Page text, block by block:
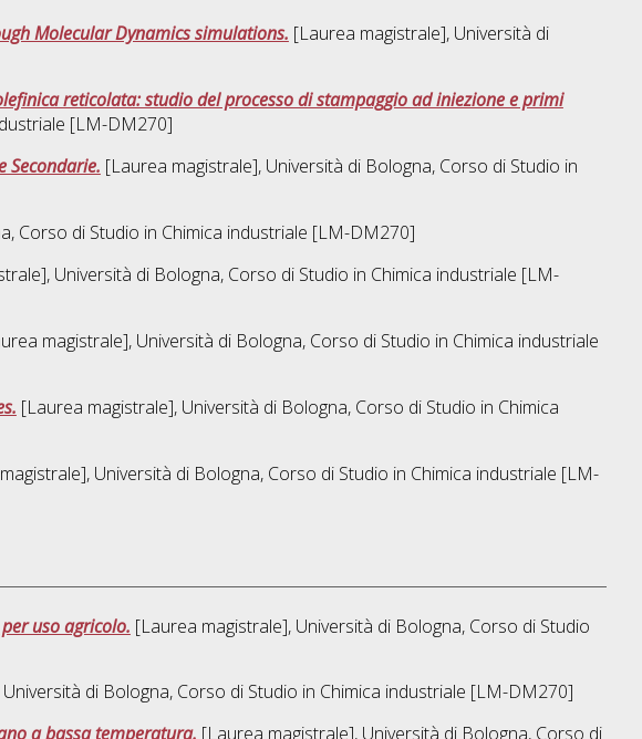
Molecular Dynamics simulations. [Laurea magistrale], Università di
reticolata: studio del processo di stampaggio ad iniezione e primi
[LM-DM270]
Secondarie. [Laurea magistrale], Università di Bologna, Corso di Studio in
Corso di Studio in Chimica industriale [LM-DM270]
Università di Bologna, Corso di Studio in Chimica industriale [LM-
magistrale], Università di Bologna, Corso di Studio in Chimica industriale
[Laurea magistrale], Università di Bologna, Corso di Studio in Chimica
Università di Bologna, Corso di Studio in Chimica industriale [LM-
uso agricolo. [Laurea magistrale], Università di Bologna, Corso di Studio
di Bologna, Corso di Studio in Chimica industriale [LM-DM270]
a bassa temperatura. [Laurea magistrale], Università di Bologna, Corso di